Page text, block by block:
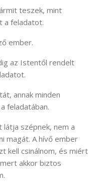
teszek, mint
a feladatot.
ember.
az Istentől rendelt
annak minden
feladatában.
látja szépnek, nem a
magát. A hívő ember
kell csinálnom, és miért
akkor biztos